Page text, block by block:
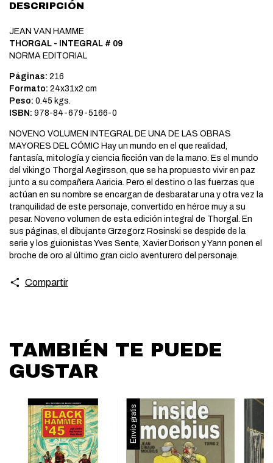
DESCRIPCIÓN
JEAN VAN HAMME
THORGAL - INTEGRAL # 09
NORMA EDITORIAL
Páginas: 216
Formato: 24x31x2 cm
Peso: 0.45 kgs.
ISBN: 978-84-679-5166-0
NOVENO VOLUMEN INTEGRAL DE UNA DE LAS OBRAS
MAYORES DEL CÓMIC Hay un mundo en el que realidad,
fantasía, mitología y ciencia ficción van de la mano. Es el mundo
del vikingo Thorgal Aegirsson, que se ha propuesto vivir en paz
junto a su compañera Aaricia. Pero el destino o las fuerzas que
actúan en su nombre se encargan de desbaratar una y otra vez la
tranquilidad de este personaje, convertido en héroe muy a su
pesar. Noveno volumen de esta edición integral de Thorgal. En
sus páginas, el dibujante Grzegorz Rosinski se despide de la
serie y los guionistas Yves Sente, Xavier Dorison y Yann ponen el
broche de oro al último gran ciclo aventurero del personaje.
Compartir
TAMBIÉN TE PUEDE
GUSTAR
Envío gratis